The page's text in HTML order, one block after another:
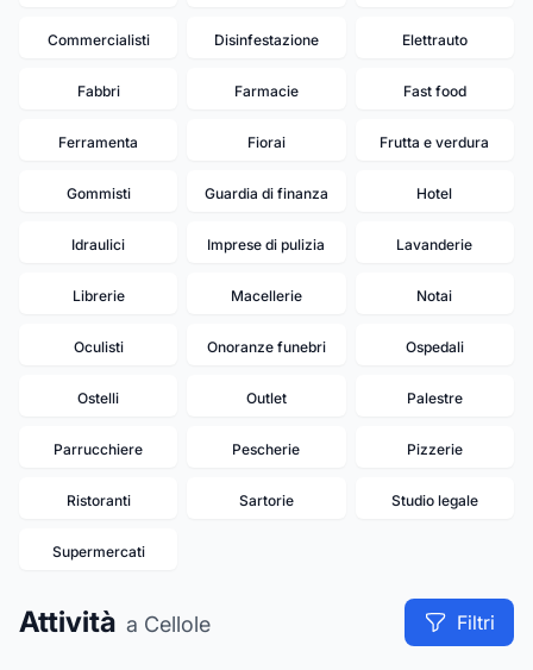
Commercialisti Disinfestazione Elettrauto
Fabbri Farmacie Fast food
Ferramenta Fiorai Frutta e verdura
Gommisti Guardia di finanza Hotel
Idraulici Imprese di pulizia Lavanderie
Librerie Macellerie Notai
Oculisti Onoranze funebri Ospedali
Ostelli Outlet Palestre
Parrucchiere Pescherie Pizzerie
Ristoranti Sartorie Studio legale
Supermercati
Attività a Cellole Filtri